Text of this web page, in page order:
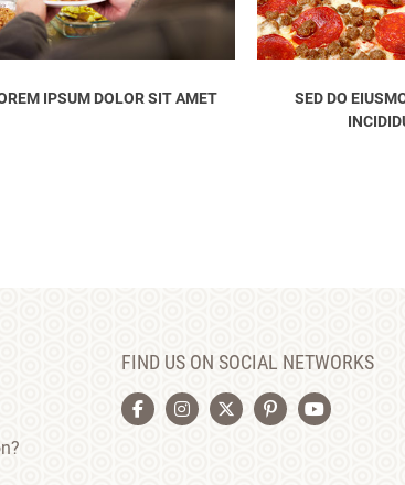
SED DO EIUSMOD TEMPOR
LOREM IPSUM
FIND US ON SOCIAL NETWORKS